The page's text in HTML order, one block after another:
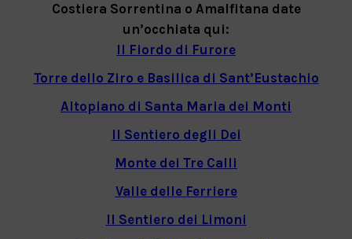
Costiera Sorrentina o Amalfitana date
un’occhiata qui:
Il Fiordo di Furore
Torre dello Ziro e Basilica di Sant’Eustachio
Altopiano di Santa Maria dei Monti
Il Sentiero degli Dei
Monte dei Tre Calli
Valle delle Ferriere
Il Sentiero dei Limoni